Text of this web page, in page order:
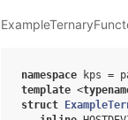
namespace kps =
template <
struct